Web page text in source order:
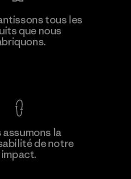
tous les
que nous
assumons la
de notre
impact.